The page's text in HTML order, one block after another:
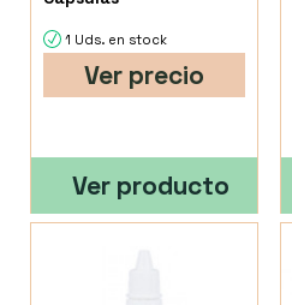
1 Uds. en stock
Ver precio
Ver producto